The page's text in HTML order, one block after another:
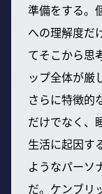
準備をする。
への理解度だ
てそこから思
ップ全体が厳
さらに特徴的
だけでなく、
生活に起因す
ようなパーソ
だ。ケンブリ